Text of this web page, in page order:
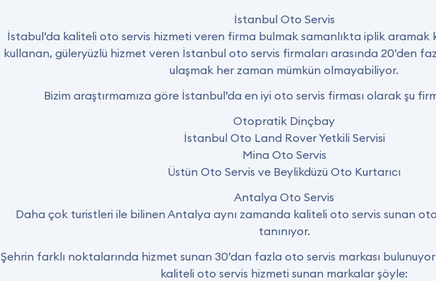
İstanbul Oto Servis
İstabul’da kaliteli oto servis hizmeti veren firma bulmak samanlıkta iplik aramak
kullanan, güleryüzlü hizmet veren İstanbul oto servis firmaları arasında 20’den
ulaşmak her zaman mümkün olmayabiliyor.
Bizim araştırmamıza göre İstanbul’da en iyi oto servis firması olarak şu
Otopratik Dinçbay
İstanbul Oto Land Rover Yetkili Servisi
Mina Oto Servis
Üstün Oto Servis ve Beylikdüzü Oto Kurtarıcı
Antalya Oto Servis
Daha çok turistleri ile bilinen Antalya aynı zamanda kaliteli oto servis sunan
tanınıyor.
Şehrin farklı noktalarında hizmet sunan 30’dan fazla oto servis markası
kaliteli oto servis hizmeti sunan markalar şöyle: